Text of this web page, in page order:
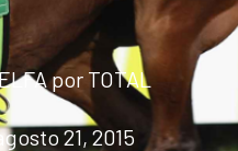
por TOTAL
21, 2015